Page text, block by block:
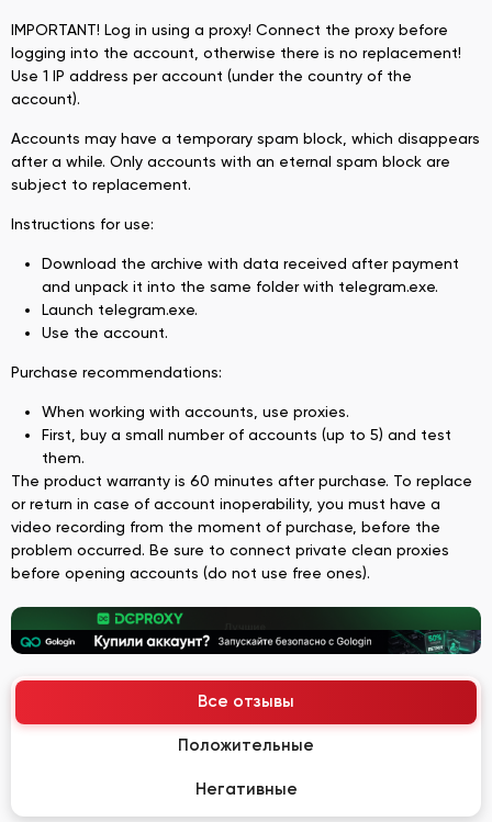
IMPORTANT! Log in using a proxy! Connect the proxy before
logging into the account, otherwise there is no replacement!
Use 1 IP address per account (under the country of the
account).
Accounts may have a temporary spam block, which disappears
after a while. Only accounts with an eternal spam block are
subject to replacement.
Instructions for use:
Download the archive with data received after payment
and unpack it into the same folder with telegram.exe.
Launch telegram.exe.
Use the account.
Purchase recommendations:
When working with accounts, use proxies.
First, buy a small number of accounts (up to 5) and test
them.
The product warranty is 60 minutes after purchase. To replace
or return in case of account inoperability, you must have a
video recording from the moment of purchase, before the
problem occurred. Be sure to connect private clean proxies
before opening accounts (do not use free ones).
Все отзывы
Положительные
Негативные